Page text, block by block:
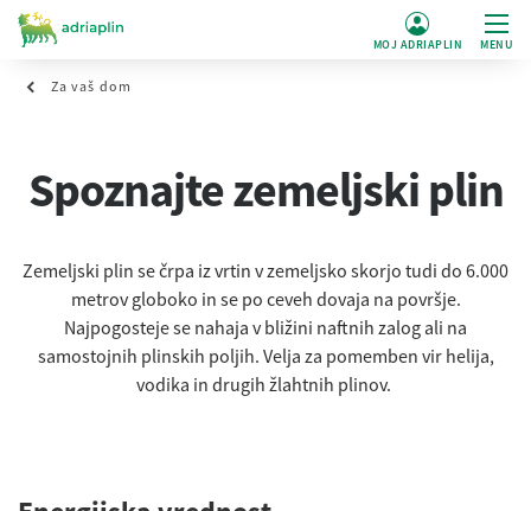
MOJ ADRIAPLIN MENU
Za vaš dom
Spoznajte zemeljski plin
Zemeljski plin se črpa iz vrtin v zemeljsko skorjo tudi do 6.000
metrov globoko in se po ceveh dovaja na površje.
Najpogosteje se nahaja v bližini naftnih zalog ali na
samostojnih plinskih poljih. Velja za pomemben vir helija,
vodika in drugih žlahtnih plinov.